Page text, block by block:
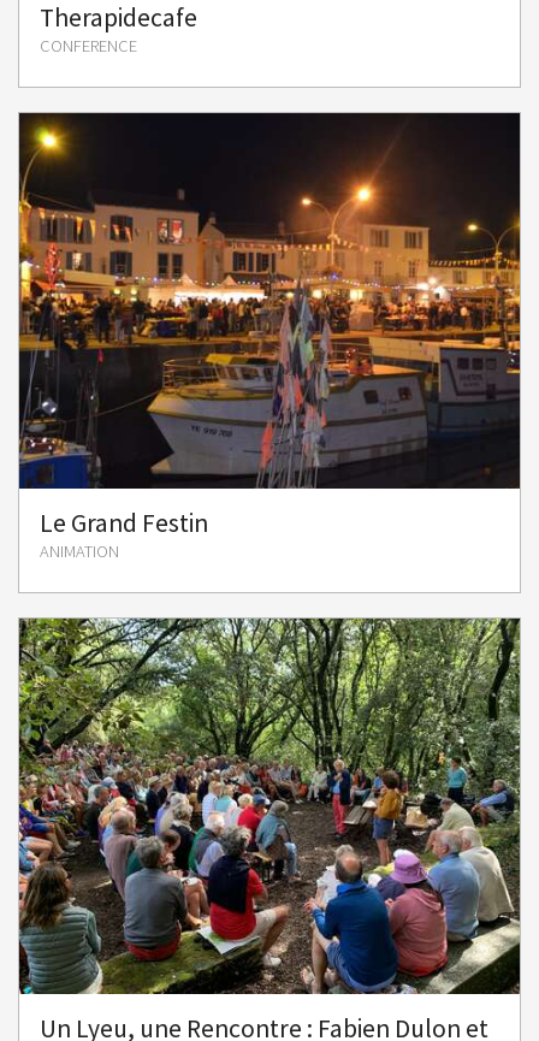
Therapidecafe
CONFERENCE
Le Grand Festin
ANIMATION
Un Lyeu, une Rencontre : Fabien Dulon et